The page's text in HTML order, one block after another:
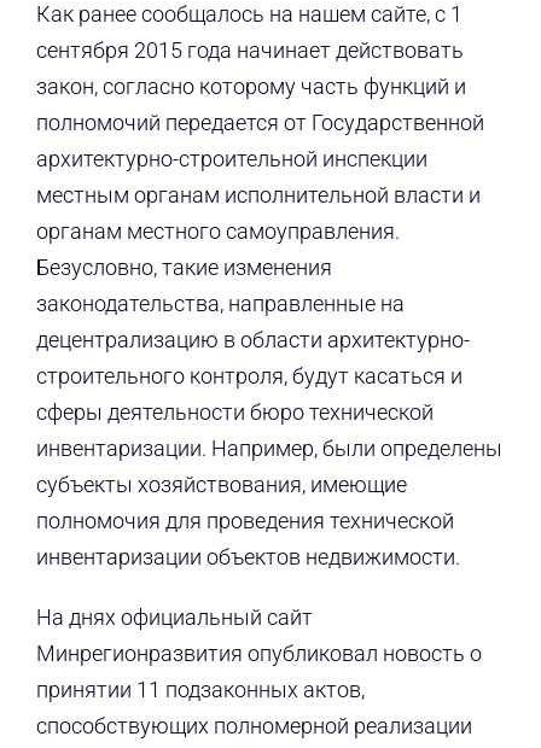
Как ранее сообщалось на нашем сайте, с 1
сентября 2015 года начинает действовать
закон, согласно которому часть функций и
полномочий передается от Государственной
архитектурно-строительной инспекции
местным органам исполнительной власти и
органам местного самоуправления.
Безусловно, такие изменения
законодательства, направленные на
децентрализацию в области архитектурно-
строительного контроля, будут касаться и
сферы деятельности бюро технической
инвентаризации. Например, были определены
субъекты хозяйствования, имеющие
полномочия для проведения технической
инвентаризации объектов недвижимости.
На днях официальный сайт
Минрегионразвития опубликовал новость о
принятии 11 подзаконных актов,
способствующих полномерной реализации